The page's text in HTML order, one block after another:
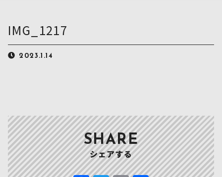
IMG_1217
2023.1.14
SHARE
シェアする